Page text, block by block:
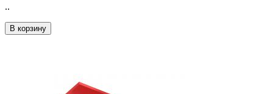
..
В корзину